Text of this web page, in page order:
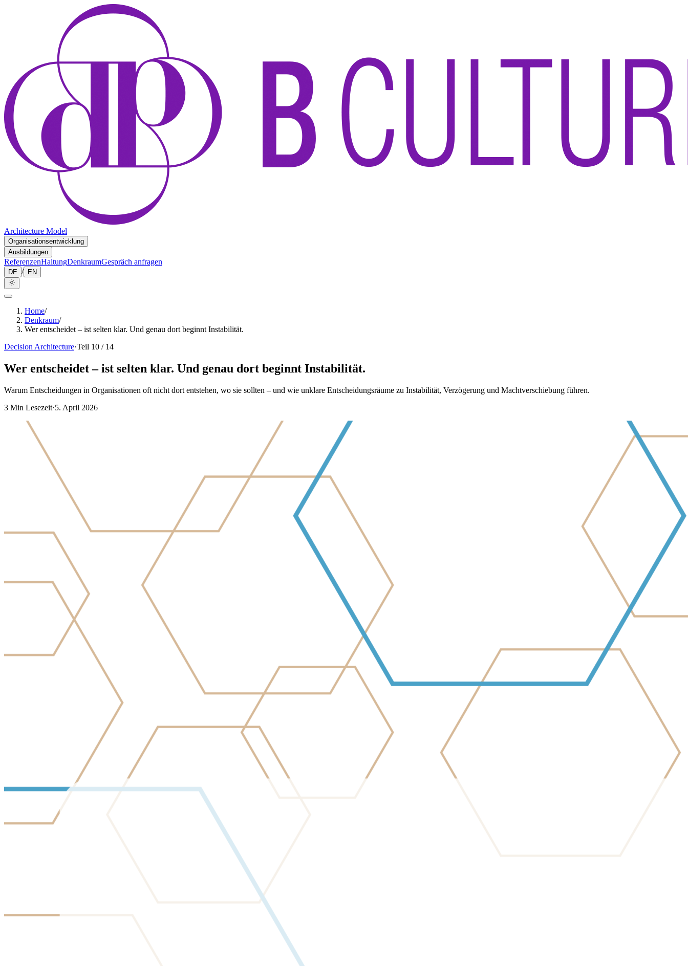
Architecture Model
Organisationsentwicklung
Ausbildungen
ReferenzenHaltungDenkraumGespräch anfragen
DE / EN
Home/
Denkraum/
Wer entscheidet – ist selten klar. Und genau dort beginnt Instabilität.
Decision Architecture·Teil 10 / 14
Wer entscheidet – ist selten klar. Und genau dort beginnt Instabilität.
Warum Entscheidungen in Organisationen oft nicht dort entstehen, wo sie sollten – und wie unklare Entscheidungsräume zu Instabilität, Verzögerung und Machtverschiebung führen.
3 Min Lesezeit·5. April 2026